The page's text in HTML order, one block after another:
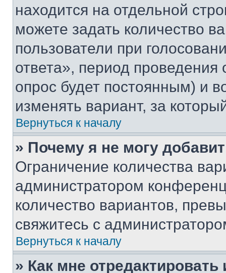
находится на отдельной
можете задать количество
пользователи при
ответа», период проведения
опрос будет постоянным) и
изменять вариант, за
Вернуться к началу
» Почему я не могу
Ограничение количества
администратором
количество вариантов,
свяжитесь с
Вернуться к началу
» Как мне